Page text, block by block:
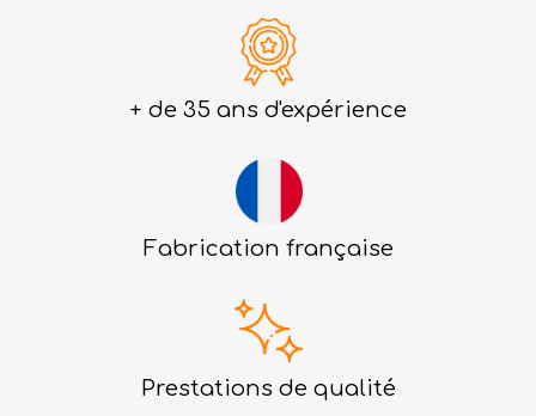
+ de 35 ans d'expérience
Fabrication française
Prestations de qualité